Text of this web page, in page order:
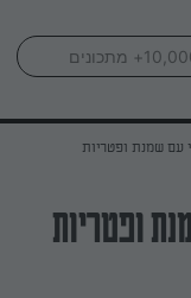
עם שמנת ופטריות
ופטריות